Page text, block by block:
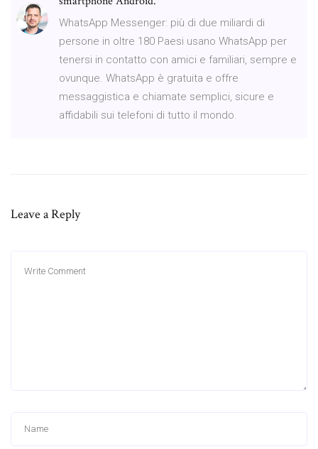
WhatsApp Messenger: più di due miliardi di
persone in oltre 180 Paesi usano WhatsApp per
tenersi in contatto con amici e familiari, sempre e
ovunque. WhatsApp è gratuita e offre
messaggistica e chiamate semplici, sicure e
affidabili sui telefoni di tutto il mondo.
Leave a Reply